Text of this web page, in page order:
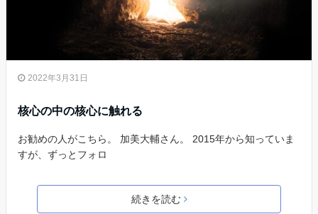
2022年3月31日
核心の中の核心に触れる
お勧めの人がこちら。 加美大輔さん。 2015年から知っていま
すが、ずっとフォロ
続きを読む